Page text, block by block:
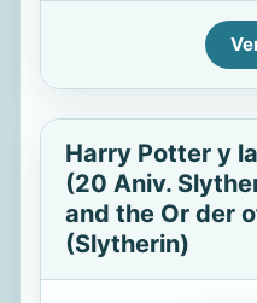
Harry Potter y
(20 Aniv.
and the Or der
(Slytherin)